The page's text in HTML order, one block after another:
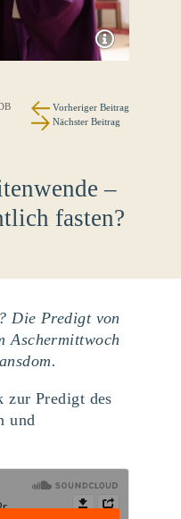
Vorheriger Beitrag
Nächster Beitrag
–
fasten?
Die Predigt von
Aschermittwoch
zur Predigt des
und